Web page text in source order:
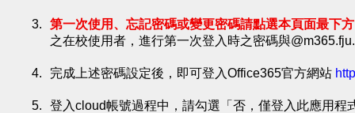
第一次使用、忘記密碼或變更密碼請點選本頁面最下
之在校使用者，進行第一次登入時之密碼與
完成上述密碼設定後，即可登入Office365官方網站
登入cloud帳號過程中，請勾選「否，僅登入此應用程